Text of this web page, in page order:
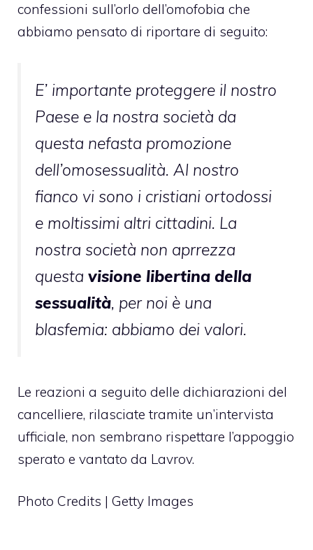
confessioni sull’orlo dell’omofobia che
abbiamo pensato di riportare di seguito:
E’ importante proteggere il nostro
Paese e la nostra società da
questa nefasta promozione
dell’omosessualità. Al nostro
fianco vi sono i cristiani ortodossi
e moltissimi altri cittadini. La
nostra società non aprrezza
questa visione libertina della
sessualità, per noi è una
blasfemia: abbiamo dei valori.
Le reazioni a seguito delle dichiarazioni del
cancelliere, rilasciate tramite un’intervista
ufficiale, non sembrano rispettare l’appoggio
sperato e vantato da Lavrov.
Photo Credits | Getty Images